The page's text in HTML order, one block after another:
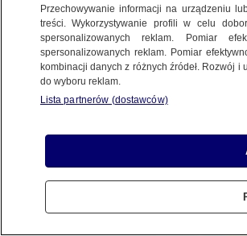
23.09.2014, 18:48
Udostępnij
Przechowywanie informacji na urządzeniu
treści. Wykorzystywanie profili w celu
spersonalizowanych reklam. Pomiar
spersonalizowanych reklam. Pomiar
kombinacji danych z różnych źródeł. Rozwój
do wyboru reklam.
Lista partnerów (dostawców)